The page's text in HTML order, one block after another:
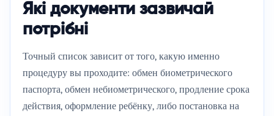
Які документи зазвичай
потрібні
Точный список зависит от того, какую именно
процедуру вы проходите: обмен биометрического
паспорта, обмен небиометрического, продление срока
действия, оформление ребёнку, либо постановка на